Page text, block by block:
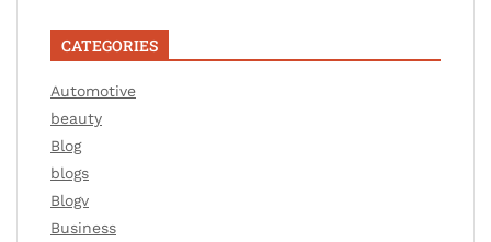
CATEGORIES
Automotive
beauty
Blog
blogs
Blogv
Business